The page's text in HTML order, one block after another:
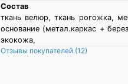
Состав
ткань велюр, ткань рогожка,
основание (метал.каркас +
экокожа,
Отзывы покупателей (12)